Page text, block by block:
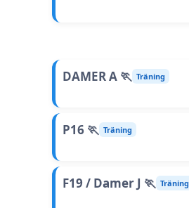
DAMER A 🏃 Träning
P16 🏃 Träning
F19 / Damer J 🏃 Träning